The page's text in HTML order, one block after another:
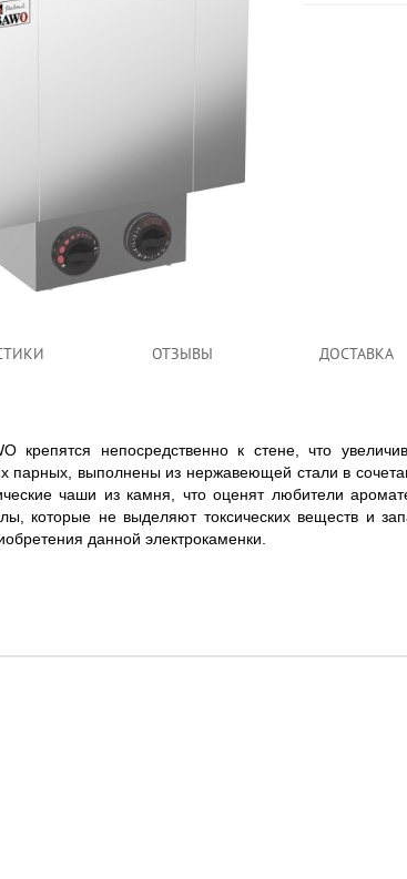
ОТЗЫВЫ ДОСТАВКА
крепятся непосредственно к стене, что
парных, выполнены из нержавеющей стали в
чаши из камня, что оценят любители
которые не выделяют токсических веществ и
данной электрокаменки.